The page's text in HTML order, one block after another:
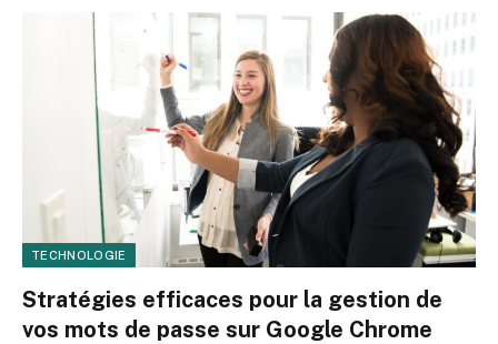
TECHNOLOGIE
Stratégies efficaces pour la gestion de
vos mots de passe sur Google Chrome